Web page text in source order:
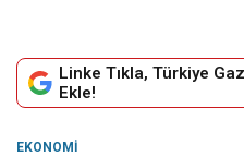
Linke Tıkla, Türkiye
Ekle!
EKONOMI